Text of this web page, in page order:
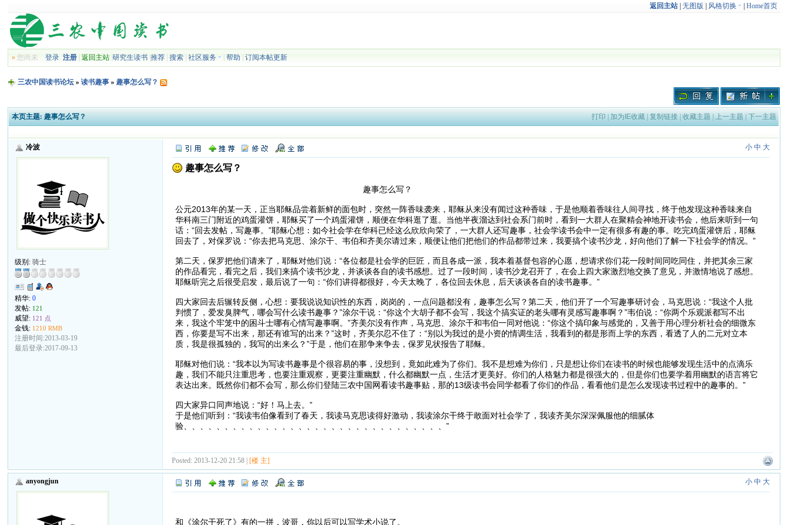
返回主站| 无图版 风格切换 Home首页
» 您尚未登录 注册 |返回主站 |研究生读书 |推荐 |搜索 |社区服务 |帮助 |订阅本帖更新
三农中国读书论坛 »读书趣事 »趣事怎么写？
本页主题: 趣事怎么写？ 打印 | 加为IE收藏| 复制链接| 收藏主题 | 上一主题 | 下一主题
冷波
级别:骑士
精华:0
发帖: 121
威望: 121 点
金钱: 1210 RMB
注册时间:2013-03-19
最后登录:2017-09-13
小 中 大
趣事怎么写？
趣事怎么写？
公元2013年的某一天，正当耶稣品尝着新鲜的面包时，突然一阵香味袭来，耶稣从来没有闻过这种香味，于是他顺着香味往人间寻找，终于他发现这种香味来自
华科南三门附近的鸡蛋灌饼，耶稣买了一个鸡蛋灌饼，顺便在华科逛了逛。当他半夜溜达到社会系门前时，看到一大群人在聚精会神地开读书会，他后来听到一句
话：“回去发帖，写趣事。”耶稣心想：如今社会学在华科已经这么欣欣向荣了，一大群人还写趣事，社会学读书会中一定有很多有趣的事。吃完鸡蛋灌饼后，耶稣
回去了，对保罗说：“你去把马克思、涂尔干、韦伯和齐美尔请过来，顺便让他们把他们的作品都带过来，我要搞个读书沙龙，好向他们了解一下社会学的情况。”
第二天，保罗把他们请来了，耶稣对他们说：“各位都是社会学的巨匠，而且各成一派，我本着基督包容的心愿，想请求你们花一段时间同吃同住，并把其余三家
的作品看完，看完之后，我们来搞个读书沙龙，并谈谈各自的读书感想。过了一段时间，读书沙龙召开了，在会上四大家激烈地交换了意见，并激情地说了感想。
耶稣听完之后很受启发，最后说了一句：“你们讲得都很好，今天太晚了，各位回去休息，后天谈谈各自的读书趣事。”
四大家回去后辗转反侧，心想：要我说说知识性的东西，岗岗的，一点问题都没有，趣事怎么写？第二天，他们开了一个写趣事研讨会，马克思说：“我这个人批
判惯了，爱发臭脾气，哪会写什么读书趣事？”涂尔干说：“你这个大胡子都不会写，我这个搞实证的老头哪有灵感写趣事啊？”韦伯说：“你两个乐观派都写不出
来，我这个牢笼中的困斗士哪有心情写趣事啊。”齐美尔没有作声，马克思、涂尔干和韦伯一同对他说：“你这个搞印象与感觉的，又善于用心理分析社会的细微东
西，你要是写不出来，那还有谁写的出来？”这时，齐美尔忍不住了：“别以为我过的是小资的情调生活，我看到的都是形而上学的东西，看透了人的二元对立本
质，我是很孤独的，我写的出来么？”于是，他们在那争来争去，保罗见状报告了耶稣。
耶稣对他们说：“我本以为写读书趣事是个很容易的事，没想到，竟如此难为了你们。我不是想难为你们，只是想让你们在读书的时候也能够发现生活中的点滴乐
趣，我们不能只注重思考，也要注重观察，更要注重幽默，什么都幽默一点，生活才更美好。你们的人格魅力都是很强大的，但是你们也要学着用幽默的语言将它
表达出来。既然你们都不会写，那么你们登陆三农中国网看读书趣事贴，那的13级读书会同学都看了你们的作品，看看他们是怎么发现读书过程中的趣事的。”
四大家异口同声地说：“好！马上去。”
于是他们听到：“我读韦伯像看到了春天，我读马克思读得好激动，我读涂尔干终于敢面对社会学了，我读齐美尔深深佩服他的细腻体
验、、、、、、、、、、、、、、、、、、、、、、、、、、、、、、、、”
Posted: 2013-12-20 21:58 |[楼 主]
anyongjun 小 中 大
和《涂尔干死了》有的一拼，波哥，你以后可以写学术小说了。